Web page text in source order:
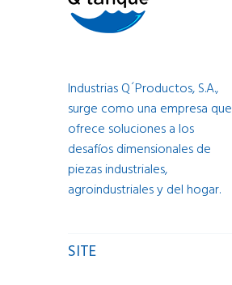
Industrias Q´Productos, S.A.,
surge como una empresa que
ofrece soluciones a los
desafíos dimensionales de
piezas industriales,
agroindustriales y del hogar.
SITE